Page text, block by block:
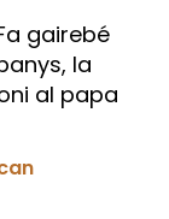
gairebé
la
al papa